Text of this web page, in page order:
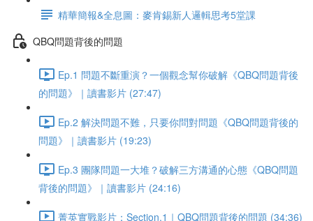
精華簡報&全息圖：麥肯錫新人邏輯思考5堂課
QBQ問題背後的問題
Ep.1 問題不斷重演？一個觀念幫你破解《QBQ問題背後
的問題》｜讀書影片 (27:47)
Ep.2 解決問題不難，只要你問對問題《QBQ問題背後的
問題》｜讀書影片 (19:23)
Ep.3 團隊問題一大堆？破解三方溝通的心態《QBQ問題
背後的問題》｜讀書影片 (24:16)
菁英實戰影片：Section.1｜QBQ問題背後的問題 (34:36)